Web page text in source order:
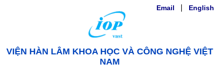
VIỆN HÀN LÂM KHOA HỌC VÀ CÔNG NGHỆ VIỆT
NAM
Email English